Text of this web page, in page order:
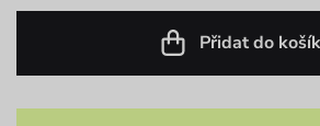
Přidat do